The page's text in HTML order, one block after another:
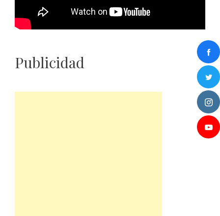
Publicidad